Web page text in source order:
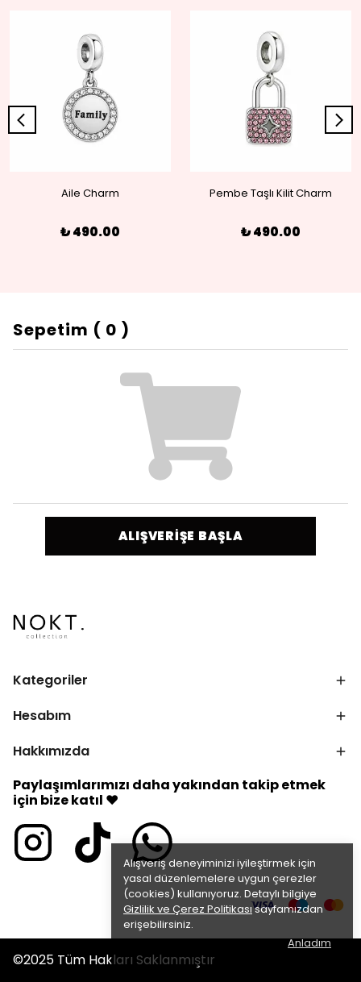
Alışveriş deneyiminizi iyileştirmek için
yasal düzenlemelere uygun çerezler
(cookies) kullanıyoruz. Detaylı bilgiye
Gizlilik ve Çerez Politikasısayfamızdan
erişebilirsiniz.
Anladım
Aile Charm
₺ 490.00
Pembe Taşlı Kilit Charm
₺ 490.00
Sepetim ( 0 )
ALIŞVERİŞE BAŞLA
Kategoriler
Hesabım
Hakkımızda
Paylaşımlarımızı daha yakından takip etmek
için bize katıl ♥
©2025 Tüm Hakları Saklanmıştır